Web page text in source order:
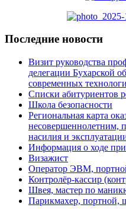
Последние новости
Визит руководства
делегации Бухарской
современных
Списки абитуриентов
Школа безопасности
Региональная карта
несовершеннолетним,
насилия и
Информация о ходе
Визажист
Оператор ЭВМ,
Контролёр-кассир
Швея, мастер по
Парикмахер, портной,